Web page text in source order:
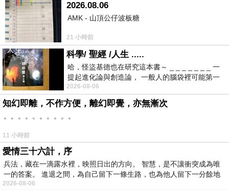
2026.08.06
AMK - 山頂公仔波板糖
21 小時前
科學/ 聖經 /人生 .....
哈，怪盜基德也在研究這本書～ _ _ _ _ _ _ _ 一
提起進化論與創造論， 一般人的腦袋裡可能第一
時間就有「 進化論很科
2026-08-06
知幻即離，不作方便，離幻即覺，亦無漸次
。。。。。。。。。。
11 小時前
愛情三十六計，序
兵法，藏在一滴露水裡，映照日出的方向。 智慧，是不讓衝突成為唯
一的答案。 進退之間，為自己留下一條生路，也為他人留下一分餘地
2026-08-06